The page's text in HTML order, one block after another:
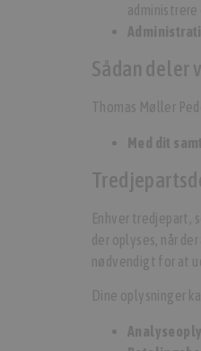
administrere
Sådan deler
Thomas Møller
Med dit
Enhver tredjepart,
der oplyses, når
nødvendigt for at
Dine oplysninger